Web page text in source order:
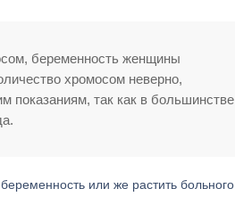
беременность женщины
хромосом неверно,
показаниям, так как в большинстве
или же растить больного